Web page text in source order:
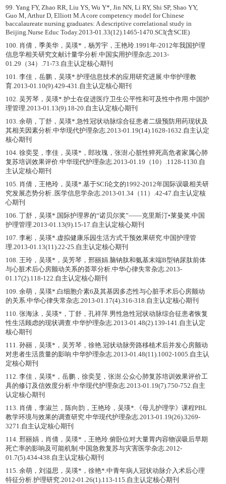
99. Yang FY, Zhao RR, Liu YS, Wu Y*, Jin NN, Li RY, Shi SP, Shao YY,
Guo M, Arthur D, Elliott M.A core competency model for Chinese
baccalaureate nursing graduates: A descriptive correlational study in
Beijing.Nurse Educ Today.2013-01.33(12).1465-1470.SCI(含SCIE)
100. 肖倩，季美华，吴瑛*，杨芳宇，王艳玲.1991年-2012年我国护理
信息学相关研究文献计量学分析.中国实用护理杂志.2013-
01.29（34）.71-73.自主认定核心期刊
101. 李佳，岳鹏，吴瑛*.护理信息技术的应用研究进展.中华护理教
育.2013-01.10(9).429-431.自主认定核心期刊
102. 吴芳琴，吴瑛*.护士在促进医疗卫生公平性和可及性中作用.中国护
理管理.2013-01.13(9).18-20.自主认定核心期刊
103. 余萌，丁舒，吴瑛*.急性冠状动脉综合征患者二级预防用药现状及
其相关因素分析.中华现代护理杂志.2013-01.19(14).1628-1632.自主认定
核心期刊
104. 徐奕旻，李佳，吴瑛*，郎玫瑰，张澍.心脏性猝死高危者家属心肺
复苏培训效果评价.中华现代护理杂志.2013-01.19（10）.1128-1130.自
主认定核心期刊
105. 肖倩，王艳玲，吴瑛*.基于SCI论文的1992-2012年国际误吸相关研
究发展态势分析..医学信息学杂志.2013-01.34（11）.42-47.自主认定核
心期刊
106. 丁舒，吴瑛*.国际护理界的“诺贝尔奖”——克里斯汀•莱曼奖.中国
护理管理.2013-01.13(9).15-17.自主认定核心期刊
107. 李彬，吴瑛*.虚拟健康乐园生活方式干预效果研究.中国护理管
理.2013-01.13(11).22-25.自主认定核心期刊
108. 王玲，吴瑛*，吴芳琴，邢丽娟.脑钠肽和氨基末端B型钠尿肽前体
与心脏术后心房颤动关系的荟萃分析.中华心律失常杂志.2013-
01.17(2).118-122.自主认定核心期刊
109. 余萌，吴瑛*.白细胞介素6及其基因多态性与心脏手术后心房颤动
的关系.中华心律失常杂志.2013-01.17(4).316-318.自主认定核心期刊
110. 张海泳，吴瑛*，丁舒，孔祥萍.男性急性冠状动脉综合征患者恢复
性生活顾虑的现状调查.中华护理杂志.2013-01.48(2).139-141.自主认定
核心期刊
111. 孙丽，吴瑛*，吴芳琴，徐艳.冠状动脉旁路移植术后并发心房颤动
对患者生活质量的影响.中华护理杂志.2013-01.48(11).1002-1005.自主认
定核心期刊
112. 李佳，吴瑛*，岳鹏，徐奕旻，张澍.公众心肺复苏培训效果评价工
具的修订及信效度分析.中华现代护理杂志.2013-01.19(7).750-752.自主
认定核心期刊
113. 肖倩，李淑兰，陈向韵，王艳玲，吴瑛*.《母儿护理学》课程PBL
教学环境与效果的调查研究.中华现代护理杂志.2013-01.19(26).3269-
3271.自主认定核心期刊
114. 邢丽娟，肖倩，吴瑛*，王艳玲.俯卧位对大量胃内容物误吸后早期
死亡率的影响及可能机制.中国急救复苏与灾害医学杂志.2012-
01.7(5).434-438.自主认定核心期刊
115. 余萌，刘溢思，吴瑛*，徐艳*.中青年病人冠状动脉介入术后心理
特征分析.护理研究.2012-01.26(1).113-115.自主认定核心期刊